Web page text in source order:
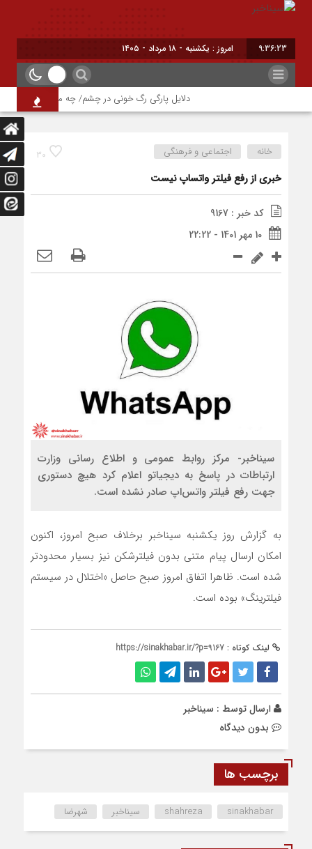
9:36:24 برا
دلایل پارگی رگ خونی در چشم/ چه موقع باید به پزشک
30 خانه اجتماعی و فرهنگی
خبری از رفع فیلتر واتساپ نیست
کد خبر : 9167
10 مهر 1401 - 22:22
سیناخبر- مرکز روابط عمومی و اطلاع رسانی وزارت
ارتباطات در پاسخ به دیجیاتو اعلام کرد هیچ دستوری
جهت رفع فیلتر واتس‌اپ صادر نشده است.
به گزارش روز یکشنبه سیناخبر برخلاف صبح امروز، اکنون
امکان ارسال پیام متنی بدون فیلترشکن نیز بسیار محدود‌تر
شده است. ظاهرا اتفاق امروز صبح حاصل «اختلال در سیستم
فیلترینگ» بوده است.
لینک کوتاه : https://sinakhabar.ir/?p=9167
ارسال توسط : سیناخبر
بدون دیدگاه
برچسب ها
shahreza sinakhabar سیناخبر شهرضا